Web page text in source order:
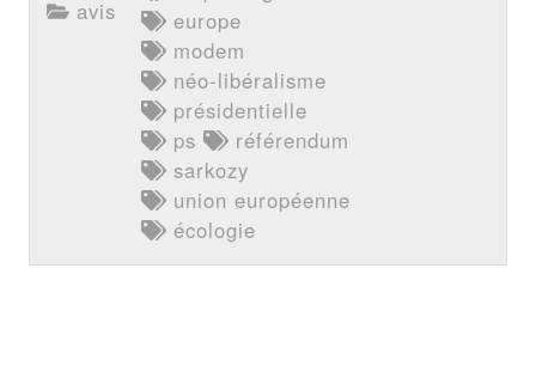
avis
europe
modem
néo-libéralisme
présidentielle
ps
référendum
sarkozy
union européenne
écologie